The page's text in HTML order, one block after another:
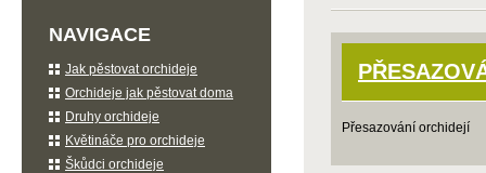
Přesazování orchidejí
NAVIGACE
Jak pěstovat orchideje
Orchideje jak pěstovat doma
Druhy orchideje
Květináče pro orchideje
Škůdci orchideje